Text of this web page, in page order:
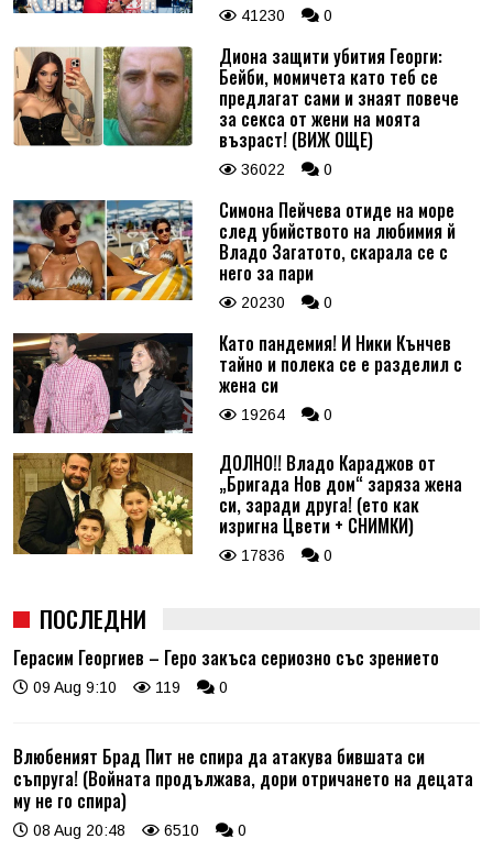
41230 0
Диона защити убития Георги:
Бейби, момичета като теб се
предлагат сами и знаят повече
за секса от жени на моята
възраст! (ВИЖ ОЩЕ)
36022 0
Симона Пейчева отиде на море
след убийството на любимия й
Владо Загатото, скарала се с
него за пари
20230 0
Като пандемия! И Ники Кънчев
тайно и полека се е разделил с
жена си
19264 0
ДОЛНО!! Владо Караджов от
„Бригада Нов дом“ заряза жена
си, заради друга! (ето как
изригна Цвети + СНИМКИ)
17836 0
ПОСЛЕДНИ
Герасим Георгиев – Геро закъса сериозно със зрението
09 Aug 9:10 119 0
Влюбеният Брад Пит не спира да атакува бившата си
съпруга! (Войната продължава, дори отричането на децата
му не го спира)
08 Aug 20:48 6510 0